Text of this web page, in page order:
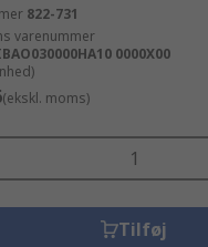
822-731
varenummer
0000X00
(ekskl. moms)
Tilføj